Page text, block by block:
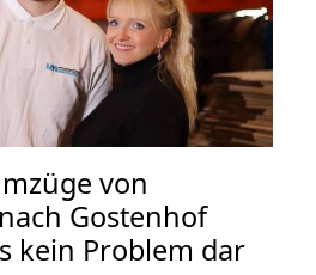
von
Gostenhof
kein Problem dar